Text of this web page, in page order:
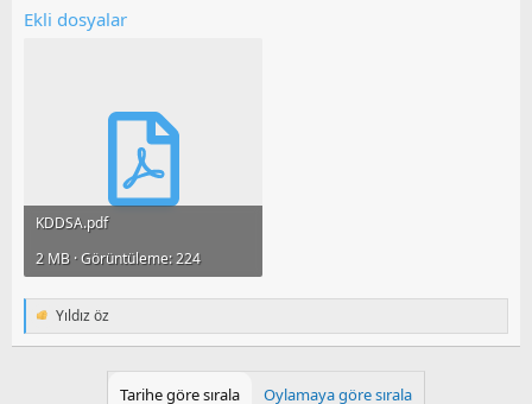
Ekli dosyalar
KDDSA.pdf
2 MB · Görüntüleme: 224
T
e
Yıldız öz
Tarihe göre sırala Oylamaya göre sırala